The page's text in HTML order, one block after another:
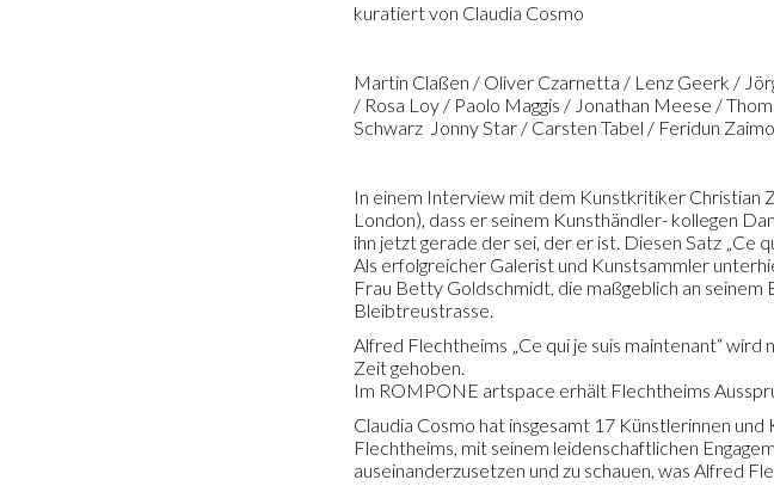
kuratiert von Claudia Cosmo
Martin Claßen / Oliver Czarnetta / Lenz Geerk /
/ Rosa Loy / Paolo Maggis / Jonathan Meese /
Schwarz Jonny Star / Carsten Tabel / Feridun
In einem Interview mit dem Kunstkritiker
London), dass er seinem Kunsthändler- kollegen
ihn jetzt gerade der sei, der er ist. Diesen Satz „Ce
Als erfolgreicher Galerist und Kunstsammler
Frau Betty Goldschmidt, die maßgeblich an
Bleibtreustrasse.
Alfred Flechtheims „Ce qui je suis maintenant“ wird
Zeit gehoben.
Im ROMPONE artspace erhält Flechtheims
Claudia Cosmo hat insgesamt 17 Künstlerinnen
Flechtheims, mit seinem leidenschaftlichen
auseinanderzusetzen und zu schauen, was Alfred